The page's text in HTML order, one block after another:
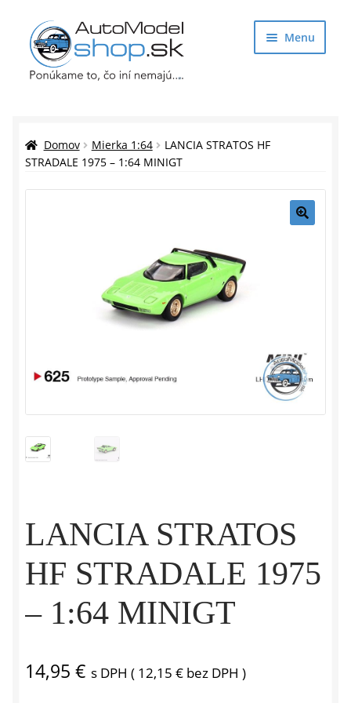
Preskočiť
na
navigáciu
Preskočiť
na
obsah
Menu
Auto Modely
Doplnky pre modelárov
menu
Rozbaliť
Domov Mierka 1:64
LANCIA STRATOS HF
STRADALE 1975 – 1:64 MINIGT
LANCIA STRATOS
HF STRADALE 1975
– 1:64 MINIGT
14,95 € s DPH ( 12,15 € bez DPH )